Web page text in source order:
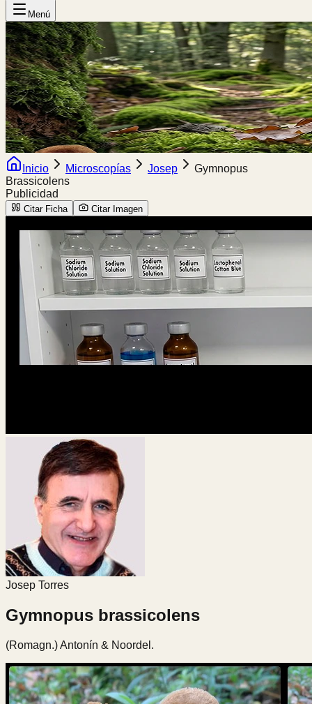
Menú
Inicio Microscopías Josep
Gymnopus
Brassicolens
Publicidad
Citar Ficha Citar Imagen
Josep Torres
Gymnopus brassicolens
(Romagn.) Antonín & Noordel.